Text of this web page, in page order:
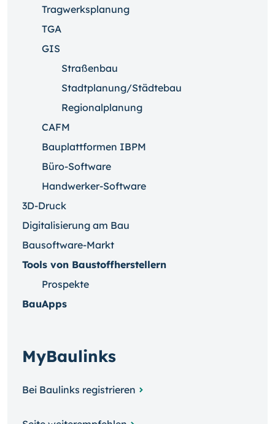
Tragwerksplanung
TGA
GIS
Straßenbau
Stadtplanung/Städtebau
Regionalplanung
CAFM
Bauplattformen IBPM
Büro-Software
Handwerker-Software
3D-Druck
Digitalisierung am Bau
Bausoftware-Markt
Tools von Baustoffherstellern
Prospekte
BauApps
MyBaulinks
Bei Baulinks registrieren